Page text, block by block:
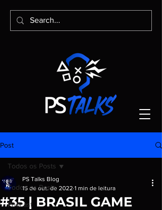
Post
Todos os Posts
Podcast
Todos os Posts
#35 | BRASIL GAME
PS Talks Blog
15 de out. de 2022 1 min de leitura